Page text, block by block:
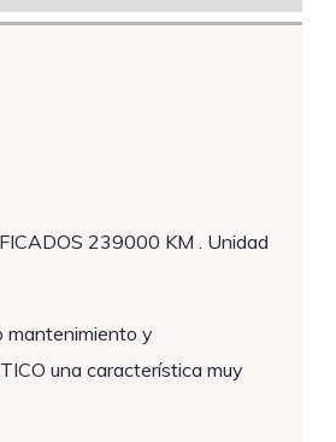
239000 KM . Unidad
mantenimiento y
una característica muy